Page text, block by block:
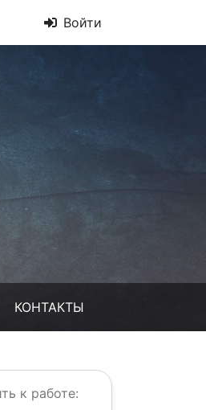
Войти
КОНТАКТЫ
к работе: